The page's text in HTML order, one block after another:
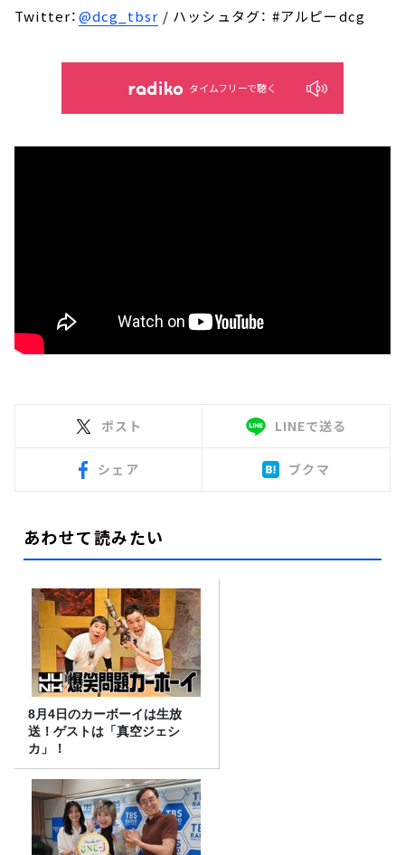
Twitter：@dcg_tbsr / ハッシュタグ： #アルピーdcg
タイムフリーで聴く
ポスト LINEで送る
シェア ブクマ
あわせて読みたい
8月4日のカーボーイは生放
送！ゲストは「真空ジェシ
カ」！